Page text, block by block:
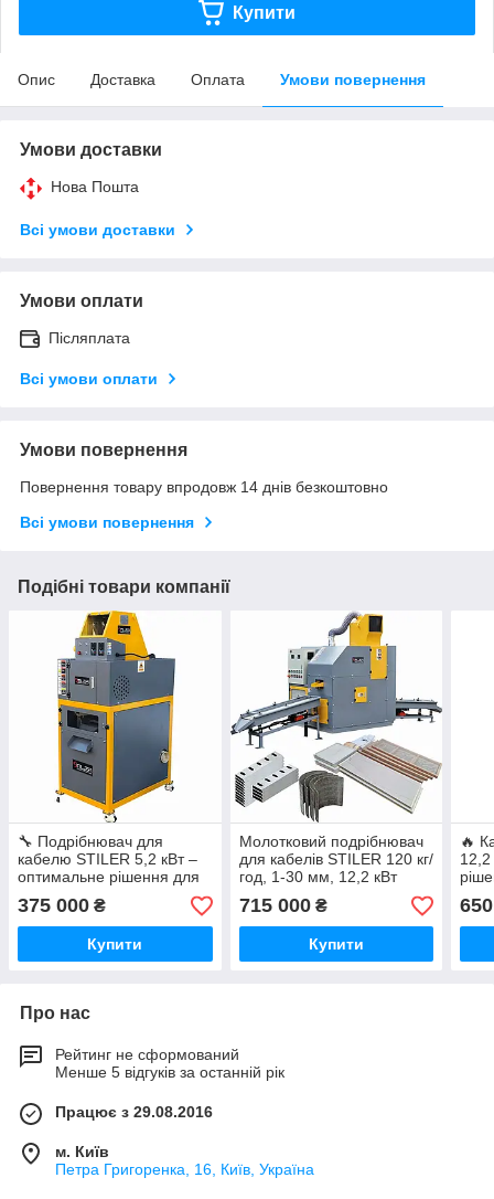
Купити
Опис Доставка Оплата Умови повернення
Умови доставки
Нова Пошта
Всі умови доставки
Умови оплати
Післяплата
Всі умови оплати
Умови повернення
Повернення товару впродовж 14 днів безкоштовно
Всі умови повернення
Подібні товари компанії
🔧 Подрібнювач для
кабелю STILER 5,2 кВт –
оптимальне рішення для
ефективної утилізації
375 000 ₴
Купити
Молотковий подрібнювач
для кабелів STILER 120 кг/
год, 1-30 мм, 12,2 кВт
715 000₴
Купити
🔥
Про нас
Рейтинг не сформований
Менше 5 відгуків за останній рік
Працює з 29.08.2016
м. Київ
Петра Григоренка, 16, Київ, Україна